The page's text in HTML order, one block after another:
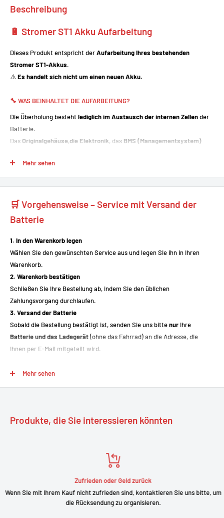
Beschreibung
🔋 Stromer ST1 Akku Aufarbeitung
Dieses Produkt entspricht derAufarbeitung Ihres bestehenden
Stromer ST1-Akkus.
⚠️ Es handelt sich nicht um einen neuen Akku.
🔧 WAS BEINHALTET DIE AUFARBEITUNG?
Die Überholung bestehtlediglich im Austausch der internen Zellender
Batterie.
Das Originalgehäuse,die Elektronik, das BMS (Managementsystem)
✅ WARUM SICH FÜR EINE AUFARBEITUNG ENTSCHEIDEN?
Leistung, die der ursprünglichen Leistung nahekommt.
♻️Umweltfreundliche Lösung
Kostengünstige Alternative
Garantierte Kompatibilität
Modifikationen erforderlich)
🔬 UNSER ANGEBOT UMFASST:
Kompletter Austausch der
hochwertige Zellen
Präzise Montage und Auswuchtung der Zellen
Funktions- und Sicherheitstests
Äußeres Erscheinungsbild identisch mit Ihrem aktuellen Akku
Ideal, wenn Ihr Akku keine Ladung mehr hält, die Elektronik aber
einwandfrei funktioniert.
Mehr sehen
🛒 Vorgehensweise – Service mit Versand der
Batterie
1. In den Warenkorb legen
Wählen Sie den gewünschten Service aus und legen Sie ihn in Ihren
Warenkorb.
2. Warenkorb bestätigen
Schließen Sie Ihre Bestellung ab, indem Sie den üblichen
Zahlungsvorgang durchlaufen.
3. Versand der Batterie
Sobald die Bestellung bestätigt ist, senden Sie uns bittenur Ihre
Batterie und das Ladegerät(ohne das Fahrrad) an die Adresse, die
Ihnen per E-Mail mitgeteilt wird.
Nach Erhalt führen wir die erforderlichen Arbeiten in unserer Werkstatt
angegebene Adresse zurückgeschickt.
Mehr sehen
Produkte, die Sie interessieren könnten
Zufrieden oder Geld zurück
Wenn Sie mit Ihrem Kauf nicht zufrieden sind, kontaktieren Sie uns bitte, um
die Rücksendung zu organisieren.